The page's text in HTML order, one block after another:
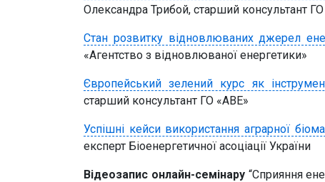
Олександра Трибой, старший консультант
Стан розвитку відновлюваних джерел
«Агентство з відновлюваної енергетики»
Європейський зелений курс як
старший консультант ГО «АВЕ»
Успішні кейси використання аграрної
експерт Біоенергетичної асоціації України
Відеозапис онлайн-семінару“Сприяння